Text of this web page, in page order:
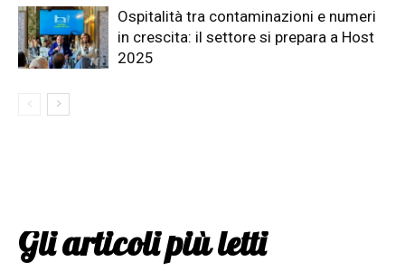
Ospitalità tra contaminazioni e numeri
in crescita: il settore si prepara a Host
2025
Gli articoli più letti